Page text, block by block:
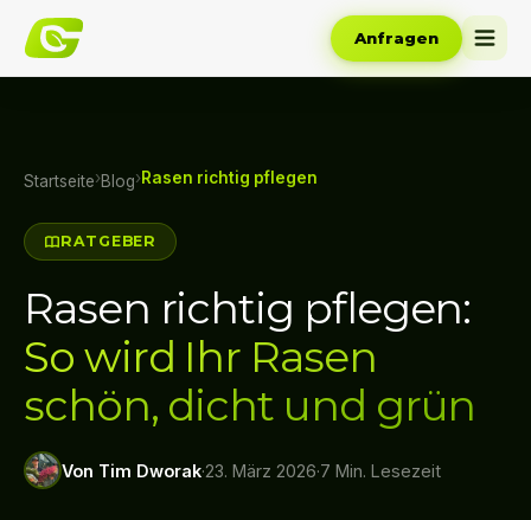
Anfragen
Startseite›Blog›Rasen richtig pflegen
RATGEBER
Rasen richtig pflegen:
So wird Ihr Rasen
schön, dicht und grün
Von Tim Dworak·23. März 2026·7 Min. Lesezeit